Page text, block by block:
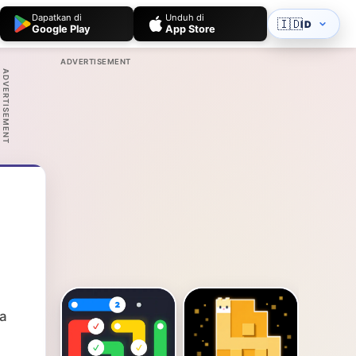
Dapatkan di
Google Play
Unduh di
App Store 🇮🇩ID
ADVERTISEMENT
ADVERTISEMENT